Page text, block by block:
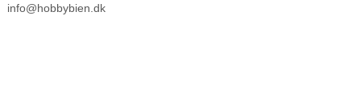
info@hobbybien.dk